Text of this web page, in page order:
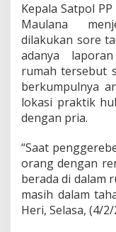
i
s
i
Kepala Satpol
Maulana
dilakukan sore
adanya
rumah tersebut
berkumpulnya
lokasi praktik
dengan pria.
“Saat
orang dengan
berada di dalam
masih dalam
Heri, Selasa, (4/2/